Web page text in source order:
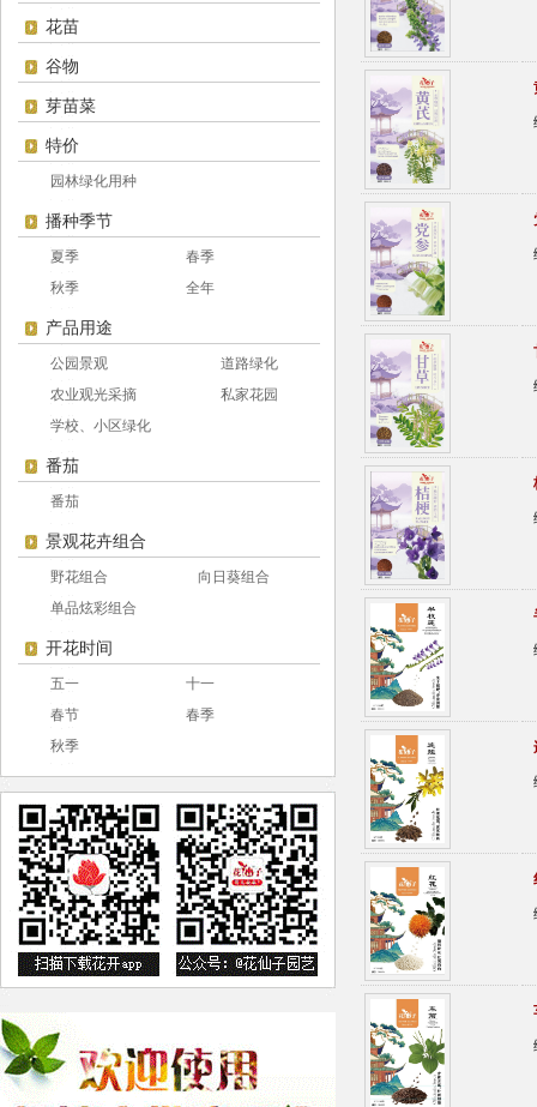
花苗
谷物
芽苗菜
特价
园林绿化用种
播种季节
夏季
春季
秋季
全年
产品用途
公园景观
道路绿化
农业观光采摘
私家花园
学校、小区绿化
番茄
番茄
景观花卉组合
野花组合
向日葵组合
单品炫彩组合
开花时间
五一
十一
春节
春季
秋季